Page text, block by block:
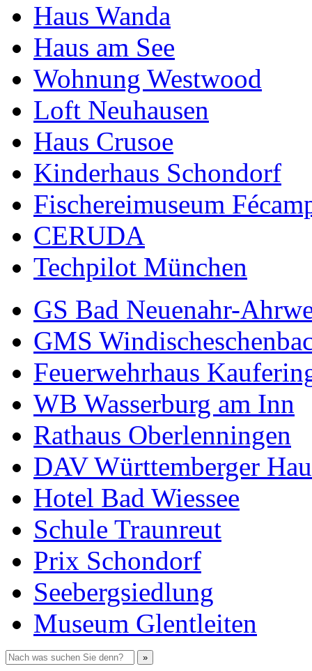
Haus Wanda
Haus am See
Wohnung Westwood
Loft Neuhausen
Haus Crusoe
Kinderhaus Schondorf
Fischereimuseum
CERUDA
Techpilot München
GS Bad Neuenahr-
GMS
Feuerwehrhaus
WB Wasserburg am Inn
Rathaus Oberlenningen
DAV Württemberger
Hotel Bad Wiessee
Schule Traunreut
Prix Schondorf
Seebergsiedlung
Museum Glentleiten